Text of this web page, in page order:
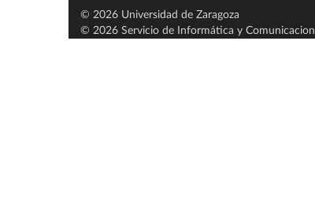
© 2026 Universidad de Zaragoza
© 2026 Servicio de Informática y